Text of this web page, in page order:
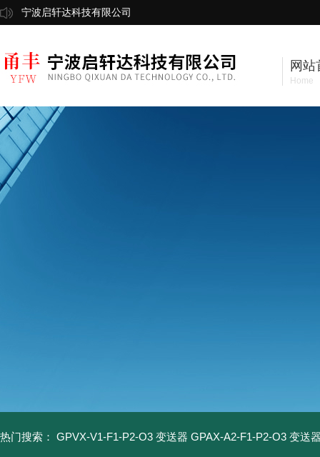
宁波启轩达科技有限公司
网站
Home
热门搜索： GPVX-V1-F1-P2-O3 变送器 GPAX-A2-F1-P2-O3 变送